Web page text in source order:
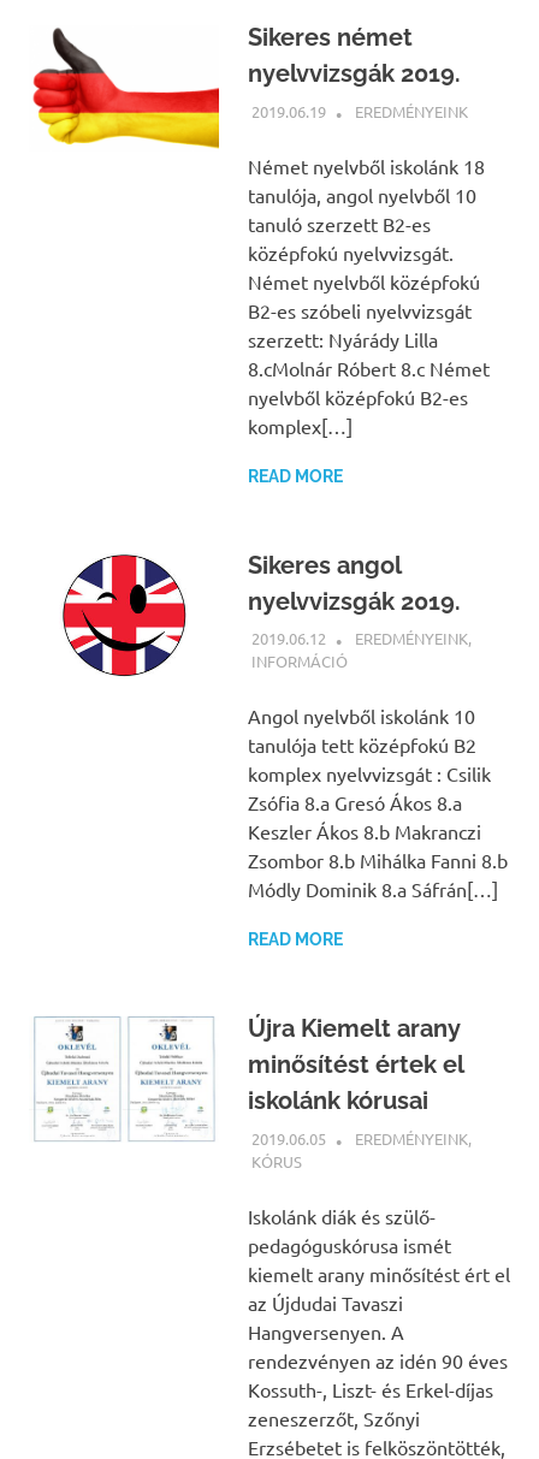
Sikeres német
nyelvvizsgák 2019.
2019.06.19 NBEA
EREDMÉNYEINK
Német nyelvből iskolánk 18
tanulója, angol nyelvből 10
tanuló szerzett B2-es
középfokú nyelvvizsgát.
Német nyelvből középfokú
B2-es szóbeli nyelvvizsgát
szerzett: Nyárády Lilla
8.cMolnár Róbert 8.c Német
nyelvből középfokú B2-es
komplex[…]
READ MORE
Sikeres angol
nyelvvizsgák 2019.
2019.06.12 NBEA
EREDMÉNYEINK,
INFORMÁCIÓ
Angol nyelvből iskolánk 10
tanulója tett középfokú B2
komplex nyelvvizsgát : Csilik
Zsófia 8.a Gresó Ákos 8.a
Keszler Ákos 8.b Makranczi
Zsombor 8.b Mihálka Fanni 8.b
Módly Dominik 8.a Sáfrán[…]
READ MORE
Újra Kiemelt arany
minősítést értek el
iskolánk kórusai
2019.06.05 NBEA
EREDMÉNYEINK,
KÓRUS
Iskolánk diák és szülő-
pedagóguskórusa ismét
kiemelt arany minősítést ért el
az Újdudai Tavaszi
Hangversenyen. A
rendezvényen az idén 90 éves
Kossuth-, Liszt- és Erkel-díjas
zeneszerzőt, Szőnyi
Erzsébetet is felköszöntötték,